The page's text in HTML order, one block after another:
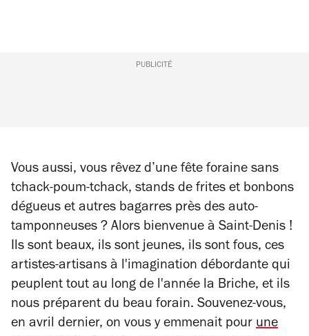
PUBLICITÉ
Vous aussi, vous rêvez d’une fête foraine sans
tchack-poum-tchack, stands de frites et bonbons
dégueus et autres bagarres près des auto-
tamponneuses ? Alors bienvenue à Saint-Denis !
Ils sont beaux, ils sont jeunes, ils sont fous, ces
artistes-artisans à l'imagination débordante qui
peuplent tout au long de l'année la Briche, et ils
nous préparent du beau forain. Souvenez-vous,
en avril dernier, on vous y emmenait pour une